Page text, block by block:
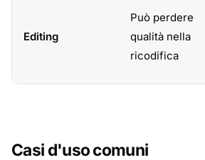
Editing
Può perdere
qualità nella
ricodifica
Casi d'uso comuni